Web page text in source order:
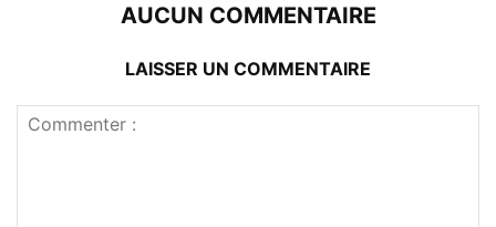
AUCUN COMMENTAIRE
LAISSER UN COMMENTAIRE